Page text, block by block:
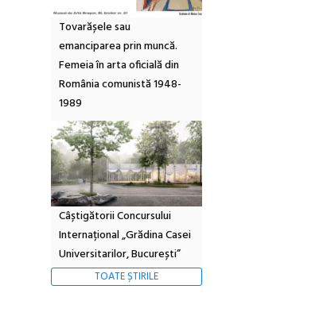
Tovarășele sau
emanciparea prin muncă.
Femeia în arta oficială din
România comunistă 1948-
1989
Câștigătorii Concursului
Internațional „Grădina Casei
Universitarilor, București”
TOATE ȘTIRILE